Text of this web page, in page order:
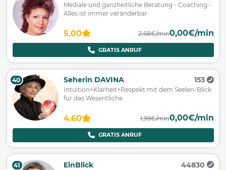
Mediale und ganzheitliche Beratung - Coaching -
Alles ist immer veränderbar
5.00 2,68€/min0,00€/min
GRATIS ANRUF
40 Seherin DAVINA 153
Intuition+Klarheit+Respekt mit dem Seelen-Blick
für das Wesentliche
4.60 1,99€/min0,00€/min
GRATIS ANRUF
41 EinBlick 44830